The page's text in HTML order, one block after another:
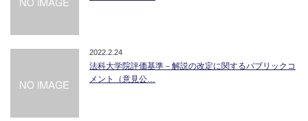
2022.2.24
法科大学院評価基準－解説の改定に関するパブリックコ
メント（意見公…